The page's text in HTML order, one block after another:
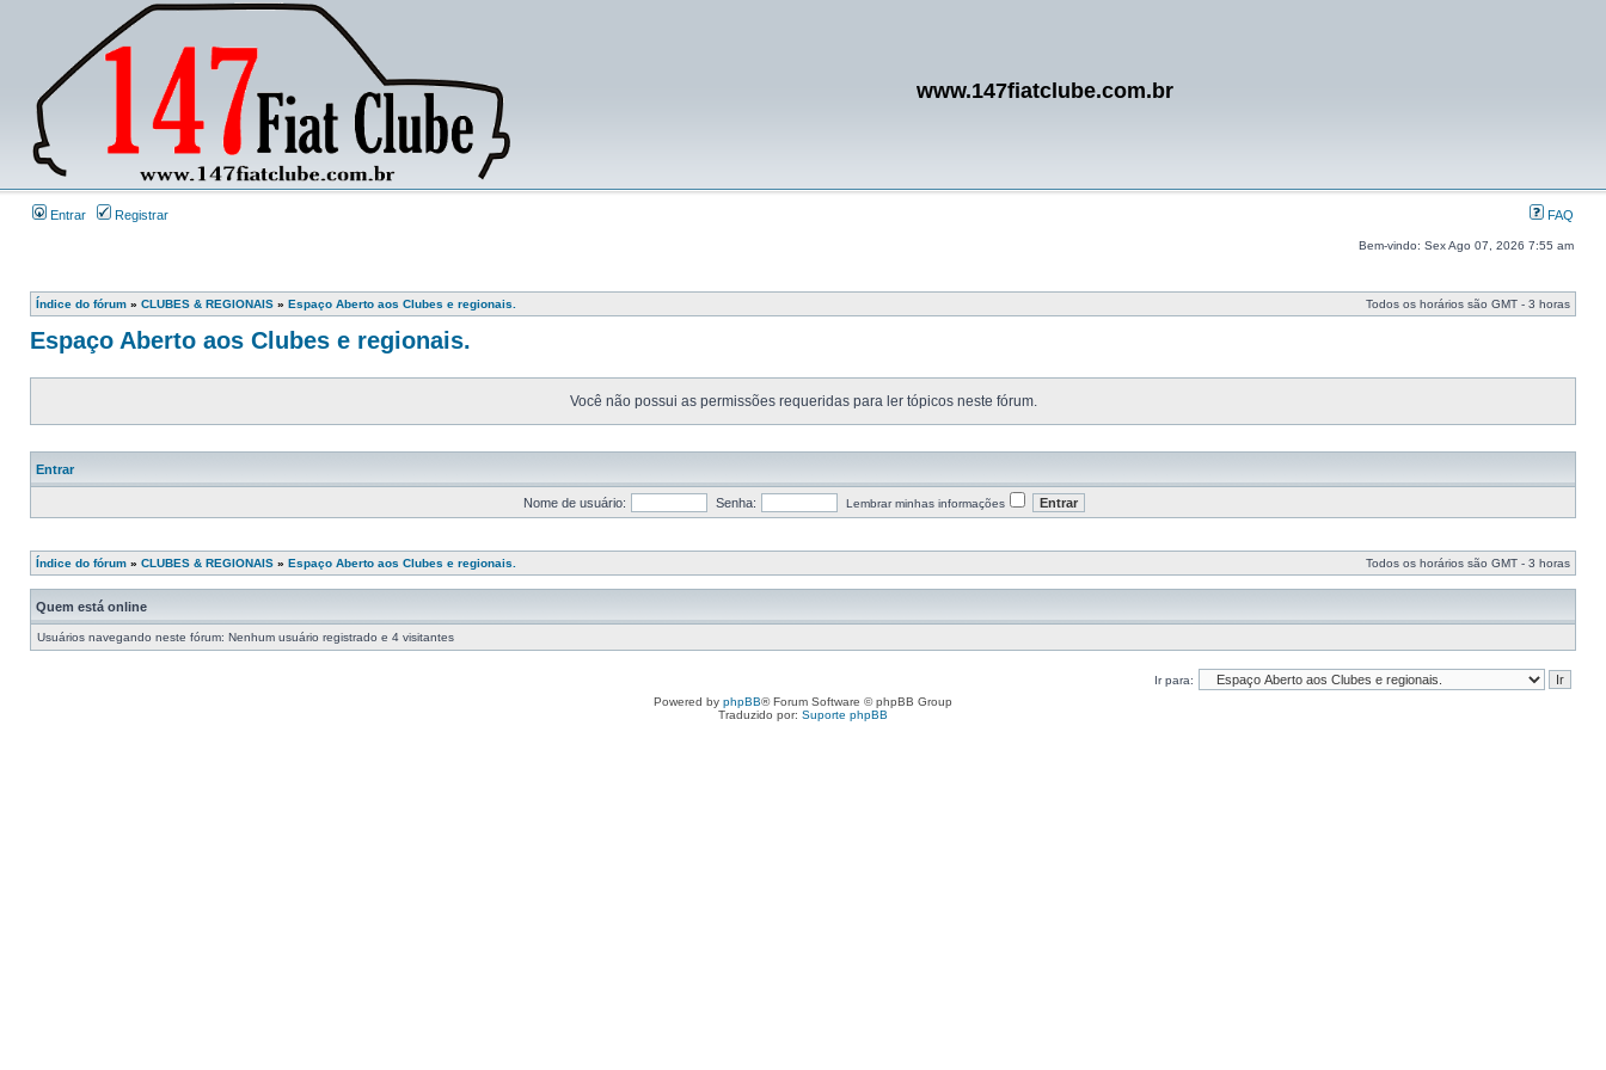
www.147fiatclube.com.br
Entrar Registrar FAQ
Bem-vindo: Sex Ago 07, 2026 7:55 am
Índice do fórum » CLUBES & REGIONAIS » Espaço Aberto aos Clubes e regionais. Todos os horários são GMT - 3 horas
Espaço Aberto aos Clubes e regionais.
Você não possui as permissões requeridas para ler tópicos neste fórum.
Entrar
Nome de usuário: Senha: Lembrar minhas informações
Índice do fórum » CLUBES & REGIONAIS » Espaço Aberto aos Clubes e regionais. Todos os horários são GMT - 3 horas
Quem está online
Usuários navegando neste fórum: Nenhum usuário registrado e 4 visitantes
Ir para:
Powered by phpBB® Forum Software © phpBB Group
Traduzido por: Suporte phpBB